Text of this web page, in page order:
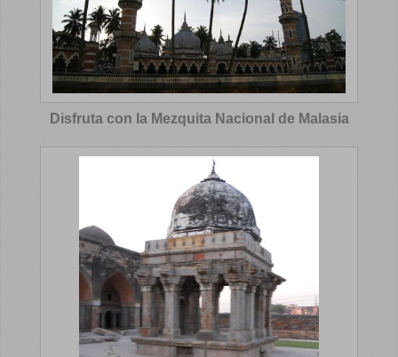
Disfruta con la Mezquita Nacional de Malasia